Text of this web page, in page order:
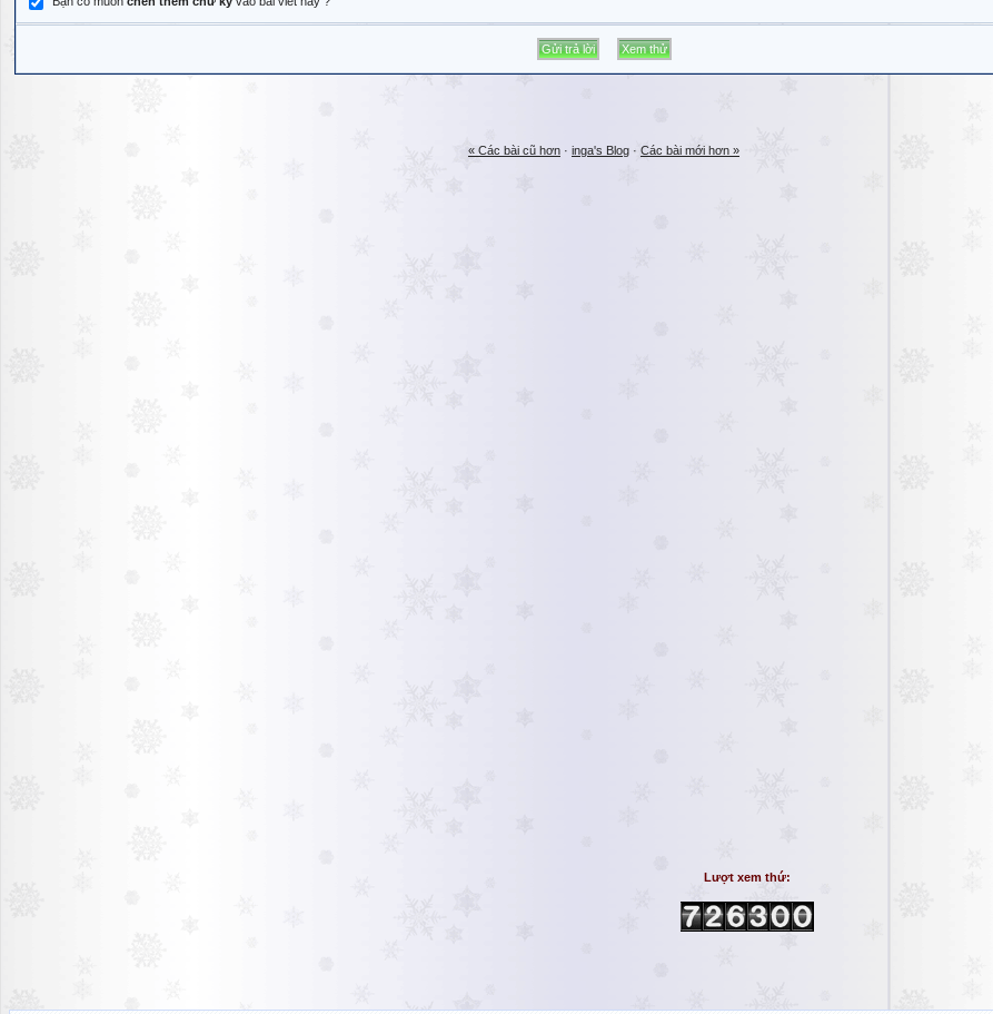
« Các bài cũ hơn · inga's Blog · Các bài mới hơn »
Lượt xem thứ: